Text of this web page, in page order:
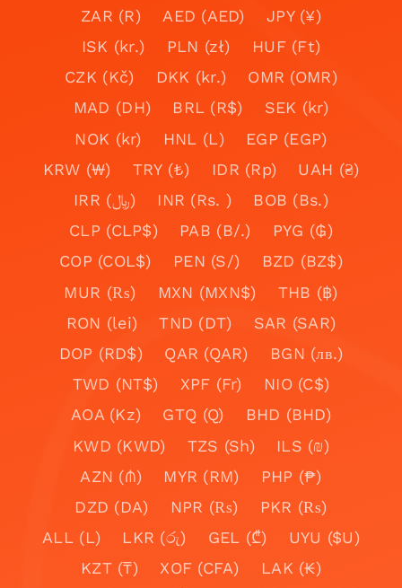
ZAR (R)
AED (AED)
JPY (¥)
ISK (kr.)
PLN (zł)
HUF (Ft)
CZK (Kč)
DKK (kr.)
OMR (OMR)
MAD (DH)
BRL (R$)
SEK (kr)
NOK (kr)
HNL (L)
EGP (EGP)
KRW (₩)
TRY (₺) IDR (Rp)
UAH (₴)
IRR (﷼)
INR (Rs. )
BOB (Bs.)
CLP (CLP$)
PAB (B/.)
PYG (₲)
COP (COL$)
PEN (S/)
BZD (BZ$)
MUR (₨)
MXN (MXN$)
THB (฿)
RON (lei)
TND (DT)
SAR (SAR)
DOP (RD$)
QAR (QAR)
BGN (лв.)
TWD (NT$)
XPF (Fr)
NIO (C$)
AOA (Kz)
GTQ (Q)
BHD (BHD)
KWD (KWD)
TZS (Sh)
ILS (₪)
AZN (₼)
MYR (RM)
PHP (₱)
DZD (DA)
NPR (₨)
PKR (₨)
ALL (L)
LKR (රු) GEL (₾)
UYU ($U)
KZT (₸)
XOF (CFA)
LAK (₭)